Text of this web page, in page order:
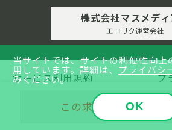
この求人の募集は終了
履歴書・職務経歴書の書き方
イベントレポート
キャリア相談(MD紹介)
よくあるご質問
株式会社マスメディ
エコリク運営会社
サービス利用規約 プ
© Copyright © 2001-2026
Rights
当サイトでは、サイトの利便性向
用しています。詳細は、 プライバシ
みください。
OK